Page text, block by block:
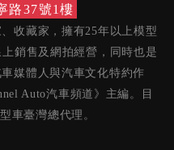
路37號1樓
收藏家，擁有25年以上模型
銷售及網拍經營，同時也是
媒體人與汽車文化特約作
Auto汽車頻道》主編。目
車臺灣總代理。